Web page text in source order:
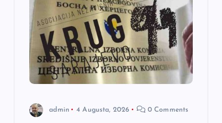
admin 4 Augusta, 2026 0 Comments